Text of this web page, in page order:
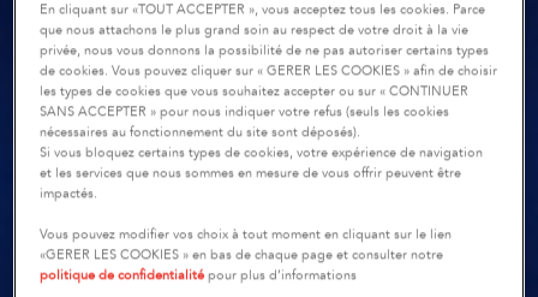
En cliquant sur «TOUT ACCEPTER », vous acceptez tous les cookies. Parce
que nous attachons le plus grand soin au respect de votre droit à la vie
privée, nous vous donnons la possibilité de ne pas autoriser certains types
de cookies. Vous pouvez cliquer sur « GERER LES COOKIES » afin de choisir
les types de cookies que vous souhaitez accepter ou sur « CONTINUER
SANS ACCEPTER » pour nous indiquer votre refus (seuls les cookies
nécessaires au fonctionnement du site sont déposés).
Si vous bloquez certains types de cookies, votre expérience de navigation
et les services que nous sommes en mesure de vous offrir peuvent être
impactés.
Vous pouvez modifier vos choix à tout moment en cliquant sur le lien
«GERER LES COOKIES » en bas de chaque page et consulter notre
politique de confidentialité pour plus d’informations